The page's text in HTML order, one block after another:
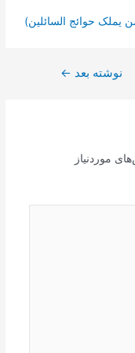
یملک حوائج السائلین)
نوشته بعد ←
موردنیاز